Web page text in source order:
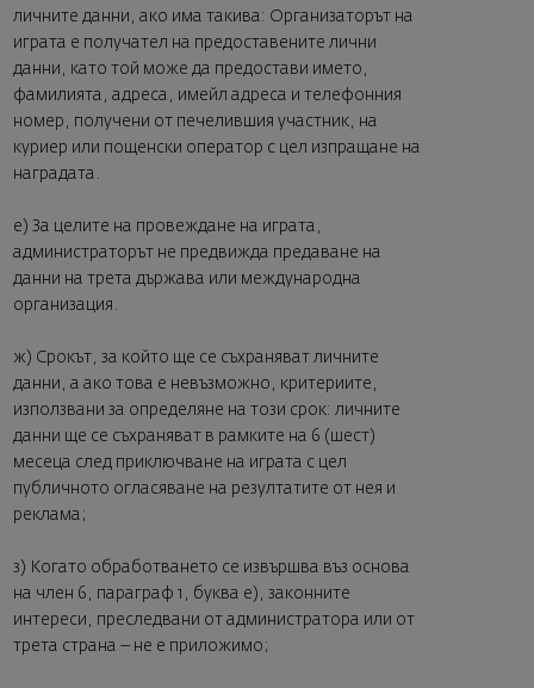
личните данни, ако има такива: Организаторът на
играта е получател на предоставените лични
данни, като той може да предостави името,
фамилията, адреса, имейл адреса и телефонния
номер, получени от печелившия участник, на
куриер или пощенски оператор с цел изпращане на
наградата.
е) За целите на провеждане на играта,
администраторът не предвижда предаване на
данни на трета държава или международна
организация.
ж) Срокът, за който ще се съхраняват личните
данни, а ако това е невъзможно, критериите,
използвани за определяне на този срок: личните
данни ще се съхраняват в рамките на 6 (шест)
месеца след приключване на играта с цел
публичното огласяване на резултатите от нея и
реклама;
з) Когато обработването се извършва въз основа
на член 6, параграф 1, буква е), законните
интереси, преследвани от администратора или от
трета страна – не е приложимо;